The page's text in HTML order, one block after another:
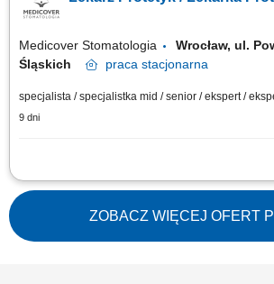
Prowadzenie leczenia zgodnie z aktualnymi
Medicover Stomatologia
Wrocław, ul.
Śląskich
praca stacjonarna
specjalista / specjalistka mid / senior / ekspert /
9 dni
Opis stanowiska: Prowadzenie konsultacji
leczenia protetycznego oraz opracowywanie
terapii. Wykonywanie prac protetycznych stałych i
dostosowanych do potrzeb pacjentów. Realizacja
leczenia we współpracy z...
ZOBACZ WIĘCEJ OFERT